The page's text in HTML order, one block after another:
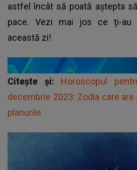
astfel încât să poată aștepta
pace. Vezi mai jos ce ți-au
această zi!
Citește și: Horoscopul
decembrie 2023: Zodia care
planurile